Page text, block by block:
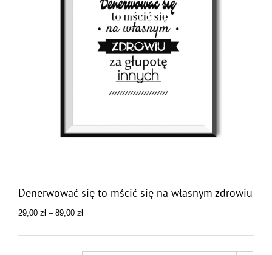
Denerwować się to mścić się na własnym zdrowiu
29,00 zł – 89,00 złZakres
od